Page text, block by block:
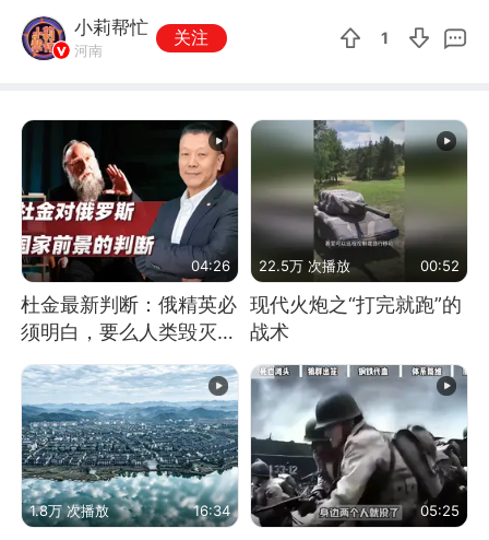
小莉帮忙
河南
关注 1
04:26
杜金最新判断：俄精英必
须明白，要么人类毁灭，
要么俄毁灭
22.5万 次播放 00:52
现代火炮之“打完就跑”的
战术
1.8万 次播放 16:34 05:25